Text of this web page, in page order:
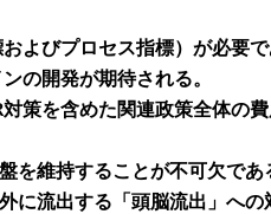
よびプロセス指標）が必要
の開発が期待される。
策を含めた関連政策全体の
維持することが不可欠で
流出する「頭脳流出」への